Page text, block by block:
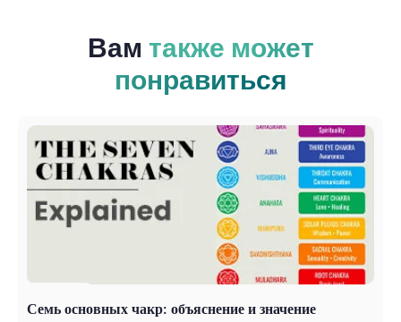
Вам также может
понравиться
Семь основных чакр: объяснение и значение